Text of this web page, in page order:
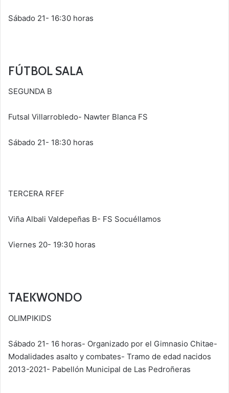
Sábado 21- 16:30 horas
FÚTBOL SALA
SEGUNDA B
Futsal Villarrobledo- Nawter Blanca FS
Sábado 21- 18:30 horas
TERCERA RFEF
Viña Albali Valdepeñas B- FS Socuéllamos
Viernes 20- 19:30 horas
TAEKWONDO
OLIMPIKIDS
Sábado 21- 16 horas- Organizado por el Gimnasio Chitae-
Modalidades asalto y combates- Tramo de edad nacidos
2013-2021- Pabellón Municipal de Las Pedroñeras